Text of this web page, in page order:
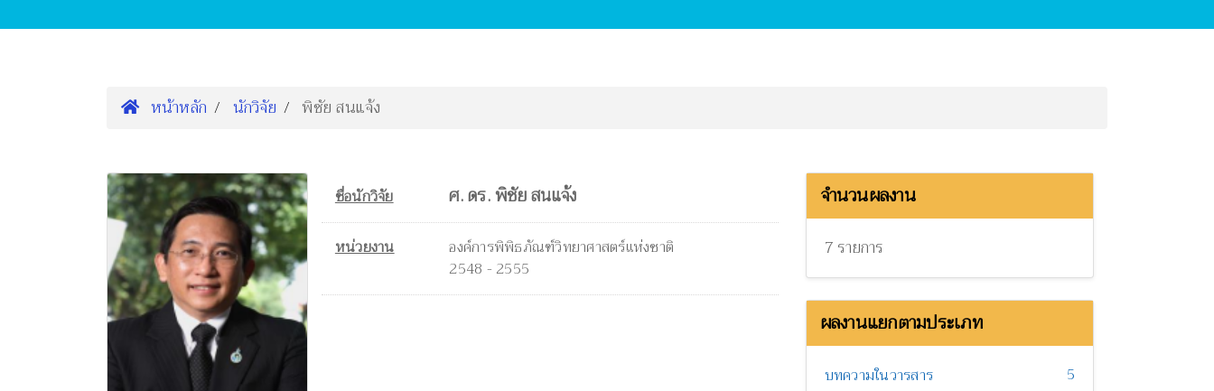
หน้าหลัก นักวิจัย พิชัย สนแจ้ง
ชื่อนักวิจัย ศ. ดร. พิชัย สนแจ้ง
หน่วยงาน
องค์การพิพิธภัณฑ์วิทยาศาสตร์แห่งชาติ
2548 - 2555
จำนวนผลงาน
7 รายการ
ผลงานแยกตามประเภท
บทความในวารสาร
5